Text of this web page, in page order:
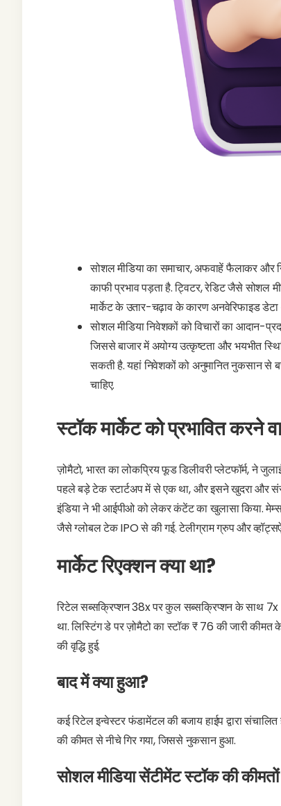
सोशल मीडिया का समाचार, अफवाहें फैलाकर और
काफी प्रभाव पड़ता है. ट्विटर, रेडिट जैसे सोशल
मार्केट के उतार-चढ़ाव के कारण अनवेरिफाइड डेटा
सोशल मीडिया निवेशकों को विचारों का आदान-
जिससे बाजार में अयोग्य उत्कृष्टता और भयभीत
सकती है. यहां निवेशकों को अनुमानित नुकसान
चाहिए.
स्टॉक मार्केट को प्रभावित करने
ज़ोमैटो, भारत का लोकप्रिय फूड डिलीवरी प्लेटफॉर्म, ने
पहले बड़े टेक स्टार्टअप में से एक था, और इसने खुदरा और
इंडिया ने भी आईपीओ को लेकर कंटेंट का खुलासा किया.
जैसे ग्लोबल टेक IPO से की गई. टेलीग्राम ग्रुप और
मार्केट रिएक्शन क्या था?
रिटेल सब्सक्रिप्शन 38x पर कुल सब्सक्रिप्शन के साथ 7x
था. लिस्टिंग डे पर ज़ोमैटो का स्टॉक ₹ 76 की जारी
की वृद्धि हुई.
बाद में क्या हुआ?
कई रिटेल इन्वेस्टर फंडामेंटल की बजाय हाईप द्वारा
की कीमत से नीचे गिर गया, जिससे नुकसान हुआ.
सोशल मीडिया सेंटीमेंट स्टॉक की